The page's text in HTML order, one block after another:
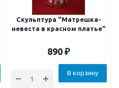
Скульптура "Матрешка-
невеста в красном платье"
890 ₽
В корзину